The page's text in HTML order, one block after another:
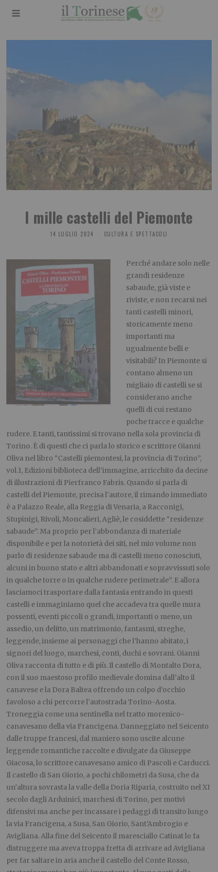
I mille castelli del Piemonte
14 LUGLIO 2024 CULTURA E SPETTACOLI
Perché andare solo nelle
grandi residenze
sabaude, già viste e
riviste, e non recarsi nei
tanti castelli minori,
storicamente meno
importanti ma
ugualmente belli e
visitabili? In Piemonte si
contano almeno un
migliaio di castelli se si
considerano anche
quelli di cui restano
poche tracce e qualche
rudere. E tanti, tantissimi si trovano nella sola provincia di
Torino. È di questi che ci parla lo storico e scrittore Gianni
Oliva nel libro “Castelli piemontesi, la provincia di Torino”,
vol.1, Edizioni biblioteca dell’immagine, arricchito da decine
di illustrazioni di Pierfranco Fabris. Quando si parla di
castelli del Piemonte, precisa l’autore, il rimando immediato
è a Palazzo Reale, alla Reggia di Venaria, a Racconigi,
Stupinigi, Rivoli, Moncalieri, Agliè, le cosiddette “residenze
sabaude”. Ma proprio per l’abbondanza di materiale
disponibile e per la notorietà dei siti, nel mio volume non
parlo di residenze sabaude ma di castelli meno conosciuti,
alcuni in buono stato e altri abbandonati e sopravvissuti solo
in qualche torre o in qualche rudere perimetrale”. E allora
lasciamoci trasportare dalla fantasia entrando in questi
castelli e immaginiamo quel che accadeva tra quelle mura
possenti, eventi piccoli o grandi, importanti o meno, un
assedio, un delitto, un matrimonio, fantasmi, streghe,
leggende, insieme ai personaggi che l’hanno abitato, i
signori del luogo, marchesi, conti, duchi e sovrani. Gianni
Oliva racconta di tutto e di più. Il castello di Montalto Dora,
con il suo maestoso profilo medievale domina dall’alto il
canavese e la Dora Baltea offrendo un colpo d’occhio
favoloso a chi percorre l’autostrada Torino-Aosta.
Troneggia come una sentinella nel tratto morenico-
canavesano della via Francigena. Danneggiato nel Seicento
dalle truppe francesi, dal maniero sono uscite alcune
leggende romantiche raccolte e divulgate da Giuseppe
Giacosa, lo scrittore canavesano amico di Pascoli e Carducci.
Il castello di San Giorio, a pochi chilometri da Susa, che da
un’altura sovrasta la valle della Doria Riparia, costruito nel XI
secolo dagli Arduinici, marchesi di Torino, per motivi
difensivi ma anche per incassare i pedaggi di transito lungo
la via Francigena, a Susa, San Giorio, Sant’Ambrogio e
Avigliana. Alla fine del Seicento il maresciallo Catinat lo fa
distruggere ma aveva troppa fretta di arrivare ad Avigliana
per far saltare in aria anche il castello del Conte Rosso,